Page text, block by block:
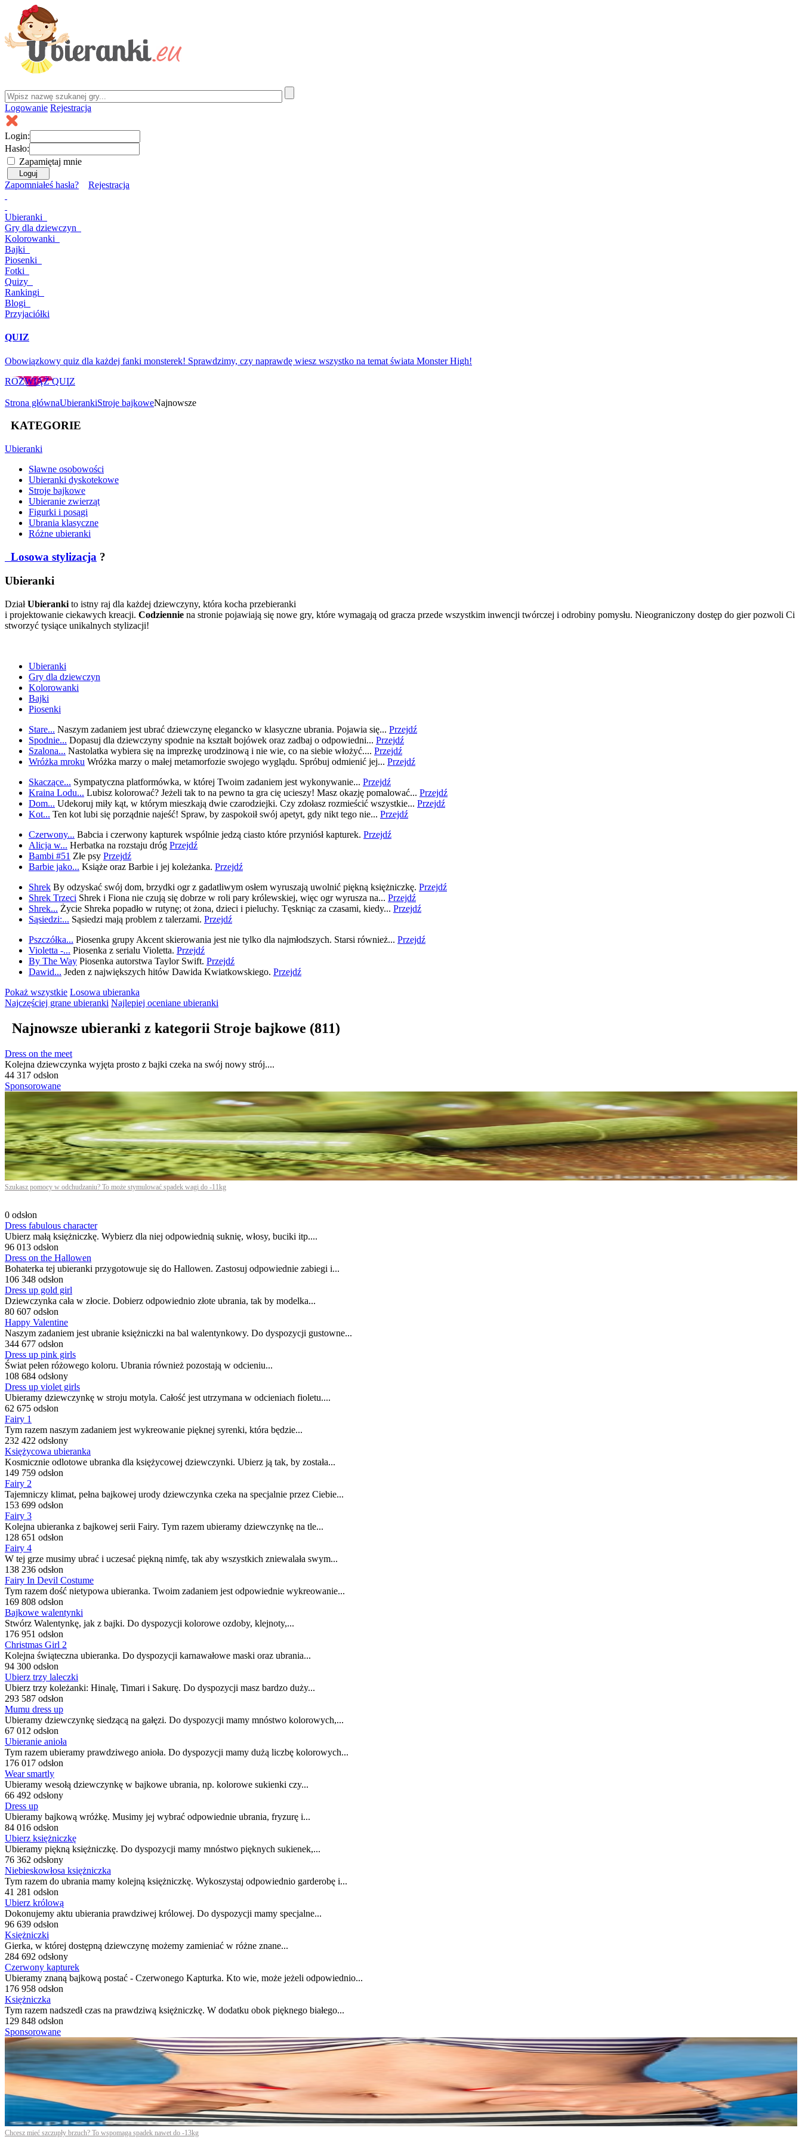
Logowanie Rejestracja
Login:
Hasło:
Zapamiętaj mnie
Zapomniałeś hasła? Rejestracja
Ubieranki
Gry dla dziewczyn
Kolorowanki
Bajki
Piosenki
Fotki
Quizy
Rankingi
Blogi
Przyjaciółki
QUIZ
Obowiązkowy quiz dla każdej fanki monsterek! Sprawdzimy, czy naprawdę wiesz wszystko na temat świata Monster High!
ROZWIĄŻ QUIZ
Strona głównaUbierankiStroje bajkoweNajnowsze
KATEGORIE
Ubieranki
Sławne osobowości
Ubieranki dyskotekowe
Stroje bajkowe
Ubieranie zwierząt
Figurki i posągi
Ubrania klasyczne
Różne ubieranki
Losowa stylizacja ?
Ubieranki
DziałUbieranki to istny raj dla każdej dziewczyny, która kocha przebieranki
i projektowanie ciekawych kreacji. Codziennie na stronie pojawiają się nowe gry, które wymagają od gracza przede wszystkim inwencji twórczej i odrobiny pomysłu. Nieograniczony dostęp do gier pozwoli Ci
stworzyć tysiące unikalnych stylizacji!
Ubieranki
Gry dla dziewczyn
Kolorowanki
Bajki
Piosenki
Stare... Naszym zadaniem jest ubrać dziewczynę elegancko w klasyczne ubrania. Pojawia się... Przejdź
Spodnie... Dopasuj dla dziewczyny spodnie na kształt bojówek oraz zadbaj o odpowiedni... Przejdź
Szalona... Nastolatka wybiera się na imprezkę urodzinową i nie wie, co na siebie włożyć.... Przejdź
Wróżka mroku Wróżka marzy o małej metamorfozie swojego wyglądu. Spróbuj odmienić jej... Przejdź
Skaczące... Sympatyczna platformówka, w której Twoim zadaniem jest wykonywanie... Przejdź
Kraina Lodu... Lubisz kolorować? Jeżeli tak to na pewno ta gra cię ucieszy! Masz okazję pomalować... Przejdź
Dom... Udekoruj miły kąt, w którym mieszkają dwie czarodziejki. Czy zdołasz rozmieścić wszystkie... Przejdź
Kot... Ten kot lubi się porządnie najeść! Spraw, by zaspokoił swój apetyt, gdy nikt tego nie... Przejdź
Czerwony... Babcia i czerwony kapturek wspólnie jedzą ciasto które przyniósł kapturek. Przejdź
Alicja w... Herbatka na rozstaju dróg Przejdź
Bambi #51 Złe psy Przejdź
Barbie jako... Książe oraz Barbie i jej koleżanka. Przejdź
Shrek By odzyskać swój dom, brzydki ogr z gadatliwym osłem wyruszają uwolnić piękną księżniczkę. Przejdź
Shrek Trzeci Shrek i Fiona nie czują się dobrze w roli pary królewskiej, więc ogr wyrusza na... Przejdź
Shrek... Życie Shreka popadło w rutynę; ot żona, dzieci i pieluchy. Tęskniąc za czasami, kiedy... Przejdź
Sąsiedzi:... Sąsiedzi mają problem z talerzami. Przejdź
Pszczółka... Piosenka grupy Akcent skierowania jest nie tylko dla najmłodszych. Starsi również... Przejdź
Violetta -... Piosenka z serialu Violetta. Przejdź
By The Way Piosenka autorstwa Taylor Swift. Przejdź
Dawid... Jeden z największych hitów Dawida Kwiatkowskiego. Przejdź
Pokaż wszystkie Losowa ubieranka
Najczęściej grane ubieranki Najlepiej oceniane ubieranki
Najnowsze ubieranki z kategorii Stroje bajkowe (811)
Dress on the meet
Kolejna dziewczynka wyjęta prosto z bajki czeka na swój nowy strój....
44 317 odsłon
Sponsorowane
Szukasz pomocy w odchudzaniu? To może stymulować spadek wagi do -11kg
0 odsłon
Dress fabulous character
Ubierz małą księżniczkę. Wybierz dla niej odpowiednią suknię, włosy, buciki itp....
96 013 odsłon
Dress on the Hallowen
Bohaterka tej ubieranki przygotowuje się do Hallowen. Zastosuj odpowiednie zabiegi i...
106 348 odsłon
Dress up gold girl
Dziewczynka cała w złocie. Dobierz odpowiednio złote ubrania, tak by modelka...
80 607 odsłon
Happy Valentine
Naszym zadaniem jest ubranie księżniczki na bal walentynkowy. Do dyspozycji gustowne...
344 677 odsłon
Dress up pink girls
Świat pełen różowego koloru. Ubrania również pozostają w odcieniu...
108 684 odsłony
Dress up violet girls
Ubieramy dziewczynkę w stroju motyla. Całość jest utrzymana w odcieniach fioletu....
62 675 odsłon
Fairy 1
Tym razem naszym zadaniem jest wykreowanie pięknej syrenki, która będzie...
232 422 odsłony
Księżycowa ubieranka
Kosmicznie odlotowe ubranka dla księżycowej dziewczynki. Ubierz ją tak, by została...
149 759 odsłon
Fairy 2
Tajemniczy klimat, pełna bajkowej urody dziewczynka czeka na specjalnie przez Ciebie...
153 699 odsłon
Fairy 3
Kolejna ubieranka z bajkowej serii Fairy. Tym razem ubieramy dziewczynkę na tle...
128 651 odsłon
Fairy 4
W tej grze musimy ubrać i uczesać piękną nimfę, tak aby wszystkich zniewalała swym...
138 236 odsłon
Fairy In Devil Costume
Tym razem dość nietypowa ubieranka. Twoim zadaniem jest odpowiednie wykreowanie...
169 808 odsłon
Bajkowe walentynki
Stwórz Walentynkę, jak z bajki. Do dyspozycji kolorowe ozdoby, klejnoty,...
176 951 odsłon
Christmas Girl 2
Kolejna świąteczna ubieranka. Do dyspozycji karnawałowe maski oraz ubrania...
94 300 odsłon
Ubierz trzy laleczki
Ubierz trzy koleżanki: Hinalę, Timari i Sakurę. Do dyspozycji masz bardzo duży...
293 587 odsłon
Mumu dress up
Ubieramy dziewczynkę siedzącą na gałęzi. Do dyspozycji mamy mnóstwo kolorowych,...
67 012 odsłon
Ubieranie anioła
Tym razem ubieramy prawdziwego anioła. Do dyspozycji mamy dużą liczbę kolorowych...
176 017 odsłon
Wear smartly
Ubieramy wesołą dziewczynkę w bajkowe ubrania, np. kolorowe sukienki czy...
66 492 odsłony
Dress up
Ubieramy bajkową wróżkę. Musimy jej wybrać odpowiednie ubrania, fryzurę i...
84 016 odsłon
Ubierz księżniczkę
Ubieramy piękną księżniczkę. Do dyspozycji mamy mnóstwo pięknych sukienek,...
76 362 odsłony
Niebieskowłosa księżniczka
Tym razem do ubrania mamy kolejną księżniczkę. Wykoszystaj odpowiednio garderobę i...
41 281 odsłon
Ubierz królową
Dokonujemy aktu ubierania prawdziwej królowej. Do dyspozycji mamy specjalne...
96 639 odsłon
Księżniczki
Gierka, w której dostępną dziewczynę możemy zamieniać w różne znane...
284 692 odsłony
Czerwony kapturek
Ubieramy znaną bajkową postać - Czerwonego Kapturka. Kto wie, może jeżeli odpowiednio...
176 958 odsłon
Księżniczka
Tym razem nadszedł czas na prawdziwą księżniczkę. W dodatku obok pięknego białego...
129 848 odsłon
Sponsorowane
Chcesz mieć szczupły brzuch? To wspomaga spadek nawet do -13kg